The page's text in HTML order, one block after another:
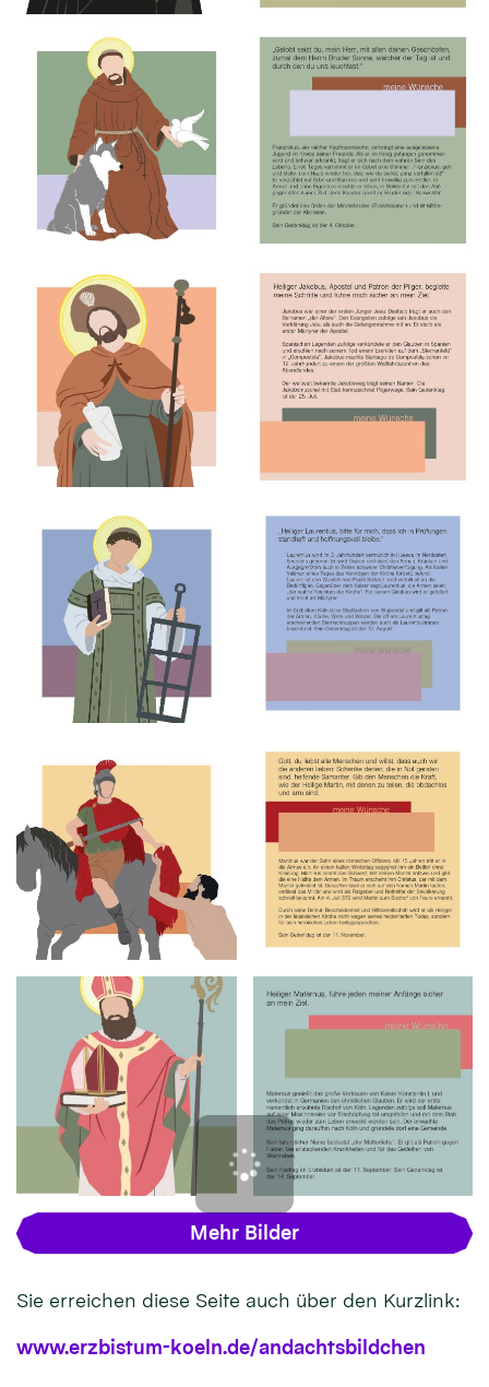
Mehr Bilder
Sie erreichen diese Seite auch über den Kurzlink:
www.erzbistum-koeln.de/andachtsbildchen